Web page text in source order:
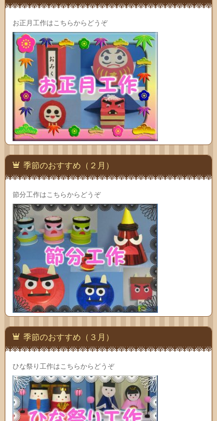
お正月工作はこちらからどうぞ
季節のおすすめ（２月）
節分工作はこちらからどうぞ
季節のおすすめ（３月）
ひな祭り工作はこちらからどうぞ